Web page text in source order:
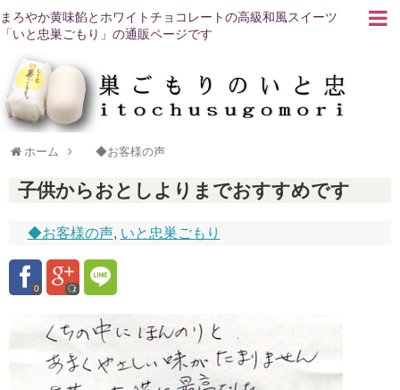
まろやか黄味餡とホワイトチョコレートの高級和風スイーツ
「いと忠巣ごもり」の通販ページです
ホーム ◆お客様の声
子供からおとしよりまでおすすめです
◆お客様の声, いと忠巣ごもり
0